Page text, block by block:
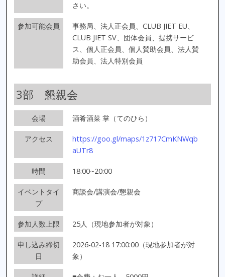
さい。
参加可能会員
事務局、法人正会員、CLUB JIET EU、
CLUB JIET SV、団体会員、提携サービ
ス、個人正会員、個人賛助会員、法人賛
助会員、法人特別会員
3部 懇親会
会場 酒肴酒菜 掌（てのひら）
アクセス
https://goo.gl/maps/1z717CmKNWqb
aUTr8
時間 18:00~20:00
イベントタイ
プ
商談会/講演会/懇親会
参加人数上限 25人（現地参加者が対象）
申し込み締切
日
2026-02-18 17:00:00（現地参加者が対
象）